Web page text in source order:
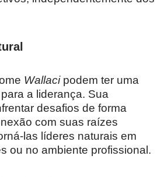
Wallacipodem ter uma
a liderança. Sua
desafios de forma
com suas raízes
las líderes naturais em
ou no ambiente profissional.